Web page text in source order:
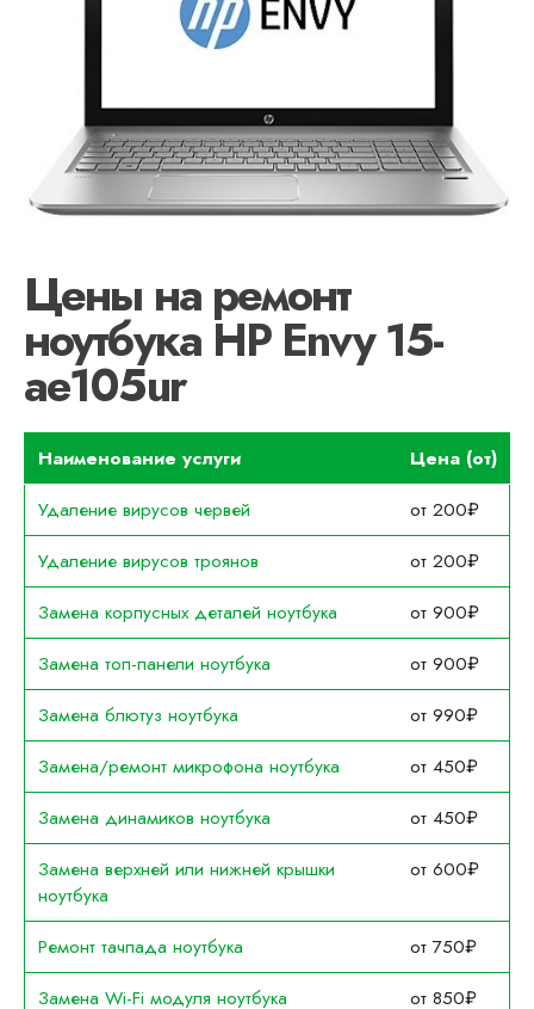
Цены на ремонт
ноутбука HP Envy 15-
ae105ur
Наименование услуги
Цена (от)
Удаление вирусов червей
от 200₽
Удаление вирусов троянов
от 200₽
Замена корпусных деталей ноутбука
от 900₽
Замена топ-панели ноутбука
от 900₽
Замена блютуз ноутбука
от 990₽
Замена/ремонт микрофона ноутбука
от 450₽
Замена динамиков ноутбука
от 450₽
Замена верхней или нижней крышки
ноутбука
от 600₽
Ремонт тачпада ноутбука
от 750₽
Замена Wi-Fi модуля ноутбука
от 850₽